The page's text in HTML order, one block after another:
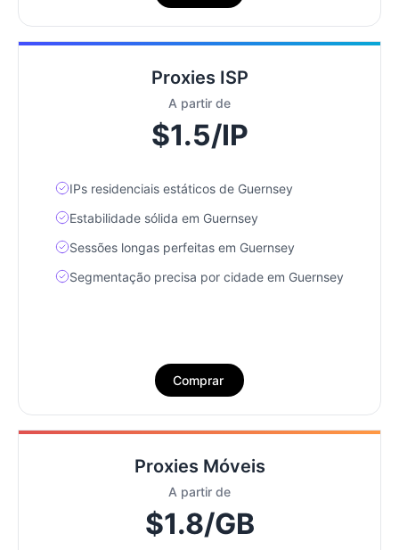
Proxies ISP
A partir de
$1.5/IP
IPs residenciais estáticos de Guernsey
Estabilidade sólida em Guernsey
Sessões longas perfeitas em Guernsey
Segmentação precisa por cidade em Guernsey
Comprar
Proxies Móveis
A partir de
$1.8/GB